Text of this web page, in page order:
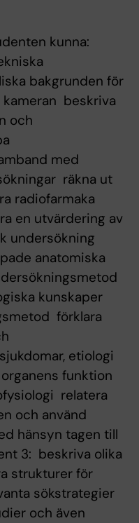
kunna:
bakgrunden för
 beskriva
och
med
 räkna ut
radiofarmaka 
en utvärdering av
undersökning
anatomiska

kunskaper
 förklara
etiologi 
funktion
 relatera
och använd
hänsyn tagen till
3:  beskriva olika
strukturer för
sökstrategier 
och även